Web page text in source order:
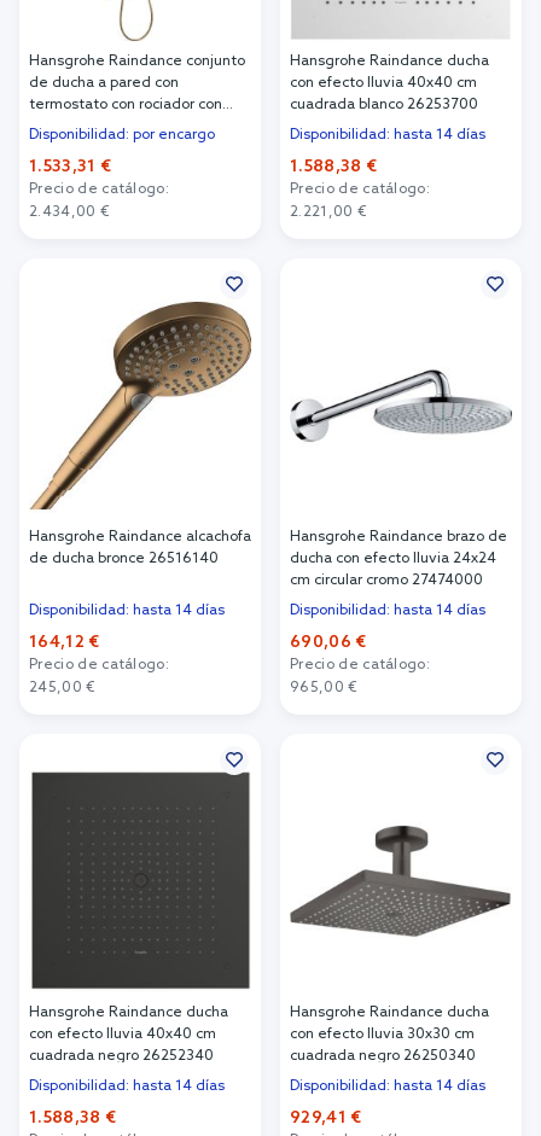
Hansgrohe Raindance conjunto
de ducha a pared con
termostato con rociador con
efecto lluvia || 28823140
Disponibilidad: por encargo
1.533,31 €
Precio de catálogo:
2.434,00 €
Hansgrohe Raindance ducha
con efecto lluvia 40x40 cm
cuadrada blanco 26253700
Disponibilidad: hasta 14 días
1.588,38 €
Precio de catálogo:
2.221,00 €
Hansgrohe Raindance alcachofa
de ducha bronce 26516140
Disponibilidad: hasta 14 días
164,12 €
Precio de catálogo:
245,00 €
Hansgrohe Raindance brazo de
ducha con efecto lluvia 24x24
cm circular cromo 27474000
Disponibilidad: hasta 14 días
690,06 €
Precio de catálogo:
965,00 €
Hansgrohe Raindance ducha
con efecto lluvia 40x40 cm
cuadrada negro 26252340
Disponibilidad: hasta 14 días
1.588,38 €
Hansgrohe Raindance ducha
con efecto lluvia 30x30 cm
cuadrada negro 26250340
Disponibilidad: hasta 14 días
929,41 €